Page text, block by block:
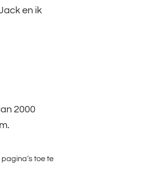
en ik
2000
toe te